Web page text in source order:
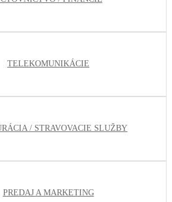
TELEKOMUNIKÁCIE
/ STRAVOVACIE SLUŽBY
PREDAJ A MARKETING